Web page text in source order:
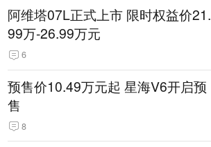
阿维塔07L正式上市 限时权益价21.
99万-26.99万元
6
预售价10.49万元起 星海V6开启预
售
8